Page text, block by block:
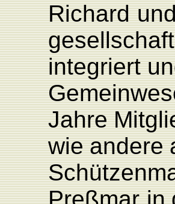
Richard
integriert
Jahre
wie andere